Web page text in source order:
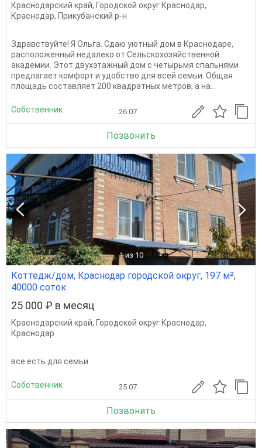
Краснодарский край, Городской округ Краснодар,
Краснодар, Прикубанский р-н
Здравствуйте! Я Ольга. Сдаю уютный дом в Краснодаре,
расположенный недалеко от Сельскохозяйственной
академии. Этот двухэтажный дом с четырьмя спальнями
предлагает комфорт и удобство для всей семьи. Общая
площадь составляет 200 квадратных метров, а на...
Собственник 26.07
Позвонить
1 из 10
Коттедж/дом, Краснодар городской округ, 197 м²,
40000 соток
25 000 ₽ в месяц
Краснодарский край, Городской округ Краснодар,
Краснодар
все есть для семьи
Собственник 25.07
Позвонить